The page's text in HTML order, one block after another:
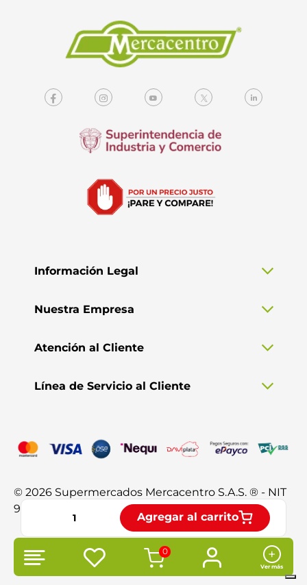
0
Agregar al carrito
Información Legal
Nuestra Empresa
Atención al Cliente
Línea de Servicio al Cliente
© 2026 Supermercados Mercacentro S.A.S. ® - NIT
901.370.428-3. Todos los derechos reservados.